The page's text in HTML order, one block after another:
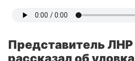
Представитель